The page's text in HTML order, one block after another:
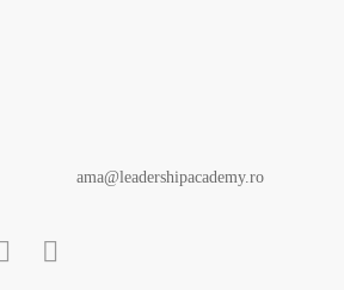
ama@leadershipacademy.ro